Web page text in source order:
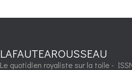
LAFAUTEAROUSSEAU
Le quotidien royaliste sur la toile -